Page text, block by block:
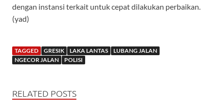
dengan instansi terkait untuk cepat dilakukan perbaikan.
(yad)
TAGGED GRESIK LAKA LANTAS
LUBANG JALAN
NGECOR JALAN
POLISI
RELATED POSTS